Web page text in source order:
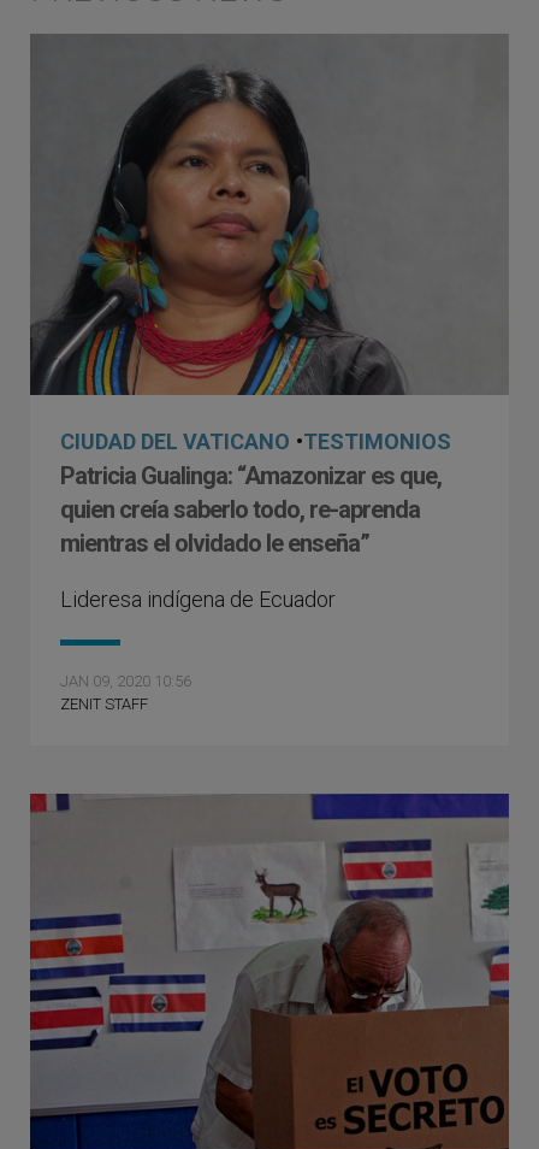
CIUDAD DEL VATICANO •TESTIMONIOS
Patricia Gualinga: “Amazonizar es que,
quien creía saberlo todo, re-aprenda
mientras el olvidado le enseña”
Lideresa indígena de Ecuador
JAN 09, 2020 10:56
ZENIT STAFF